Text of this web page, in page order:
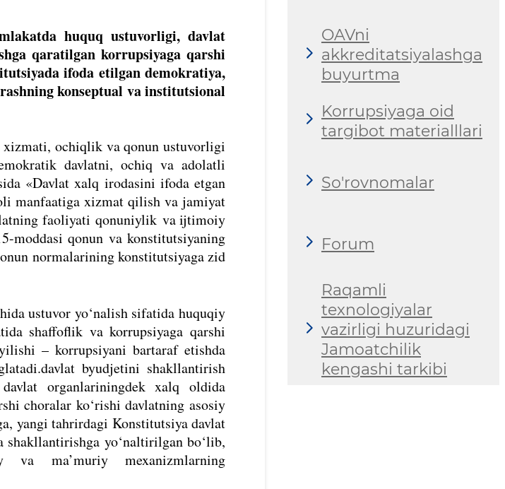
huquq ustuvorligi, davlat
qaratilgan korrupsiyaga qarshi
ifoda etilgan demokratiya,
konseptual va institutsional
xizmati, ochiqlik va qonun ustuvorligi
davlatni, ochiq va adolatli
«Davlat xalq irodasini ifoda etgan
manfaatiga xizmat qilish va jamiyat
faoliyati qonuniylik va ijtimoiy
moddasi qonun va konstitutsiyaning
normalarining konstitutsiyaga zid
ustuvor yo‘nalish sifatida huquqiy
shaffoflik va korrupsiyaga qarshi
– korrupsiyani bartaraf etishda
byudjetini shakllantirish
organlariningdek xalq oldida
choralar ko‘rishi davlatning asosiy
yangi tahrirdagi Konstitutsiya davlat
yo‘naltirilgan bo‘lib,
ma’muriy mexanizmlarning
OAVni
akkreditatsiyalashga
buyurtma
Korrupsiyaga oid
targibot materialllari
So'rovnomalar
Forum
Raqamli
texnologiyalar
vazirligi huzuridagi
Jamoatchilik
kengashi tarkibi